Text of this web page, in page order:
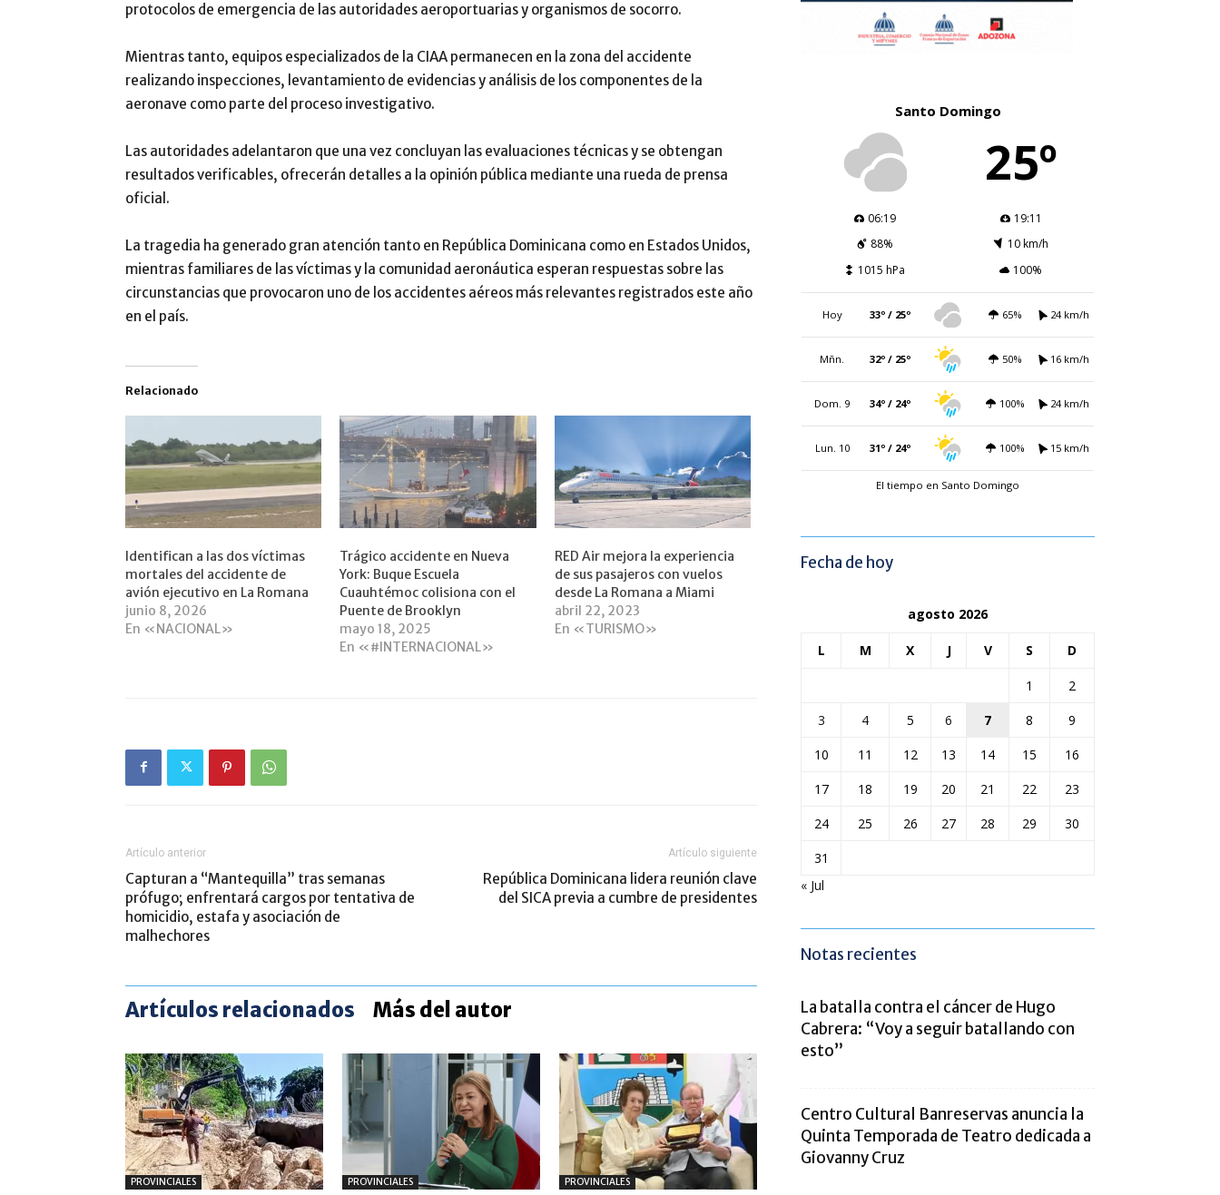
protocolos de emergencia de las autoridades aeroportuarias y organismos de socorro.
Mientras tanto, equipos especializados de la CIAA permanecen en la zona del accidente
realizando inspecciones, levantamiento de evidencias y análisis de los componentes de la
aeronave como parte del proceso investigativo.
Las autoridades adelantaron que una vez concluyan las evaluaciones técnicas y se obtengan
resultados verificables, ofrecerán detalles a la opinión pública mediante una rueda de prensa
oficial.
La tragedia ha generado gran atención tanto en República Dominicana como en Estados Unidos,
mientras familiares de las víctimas y la comunidad aeronáutica esperan respuestas sobre las
circunstancias que provocaron uno de los accidentes aéreos más relevantes registrados este año
en el país.
Relacionado
Identifican a las dos víctimas
mortales del accidente de
avión ejecutivo en La Romana
junio 8, 2026
En «NACIONAL»
Trágico accidente en Nueva
York: Buque Escuela
Cuauhtémoc colisiona con el
Puente de Brooklyn
mayo 18, 2025
En «#INTERNACIONAL»
RED Air mejora la experiencia
de sus pasajeros con vuelos
desde La Romana a Miami
abril 22, 2023
En «TURISMO»
Artículo anterior
Capturan a “Mantequilla” tras semanas
prófugo; enfrentará cargos por tentativa de
homicidio, estafa y asociación de
malhechores
Artículo siguiente
República Dominicana lidera reunión clave
del SICA previa a cumbre de presidentes
Artículos relacionados Más del autor
PROVINCIALES PROVINCIALES PROVINCIALES
Santo Domingo
25º
06:19
19:11
88%
10 km/h
1015 hPa
100%
Hoy 33º / 25º 65% 24 km/h
Mñn. 32º / 25º 50% 16 km/h
Dom. 9 34º / 24º 100% 24 km/h
Lun. 10 31º / 24º 100% 15 km/h
El tiempo en Santo Domingo
Fecha de hoy
agosto 2026
L M X J V S D
1
2
3
4 5 6 7 8
9
10
11 12 13 14 15
16
17
18 19 20 21 22
23
24
25 26 27 28 29
30
31
« Jul
Notas recientes
La batalla contra el cáncer de Hugo
Cabrera: “Voy a seguir batallando con
esto”
Centro Cultural Banreservas anuncia la
Quinta Temporada de Teatro dedicada a
Giovanny Cruz